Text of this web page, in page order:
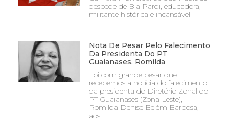
despede de Bia Pardi, educadora,
militante histórica e incansável
Nota De Pesar Pelo Falecimento
Da Presidenta Do PT
Guaianases, Romilda
Foi com grande pesar que
recebemos a notícia do falecimento
da presidenta do Diretório Zonal do
PT Guaianases (Zona Leste),
Romilda Denise Belém Barbosa,
aos